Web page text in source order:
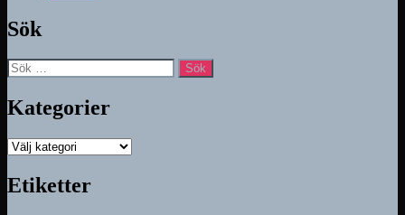
Sök
Sök
efter:
Kategorier
Kategorier
Etiketter